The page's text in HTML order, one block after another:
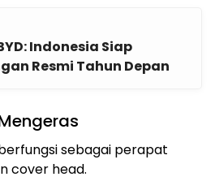
Indonesia Siap
Resmi Tahun Depan
sebagai perapat
cover head.